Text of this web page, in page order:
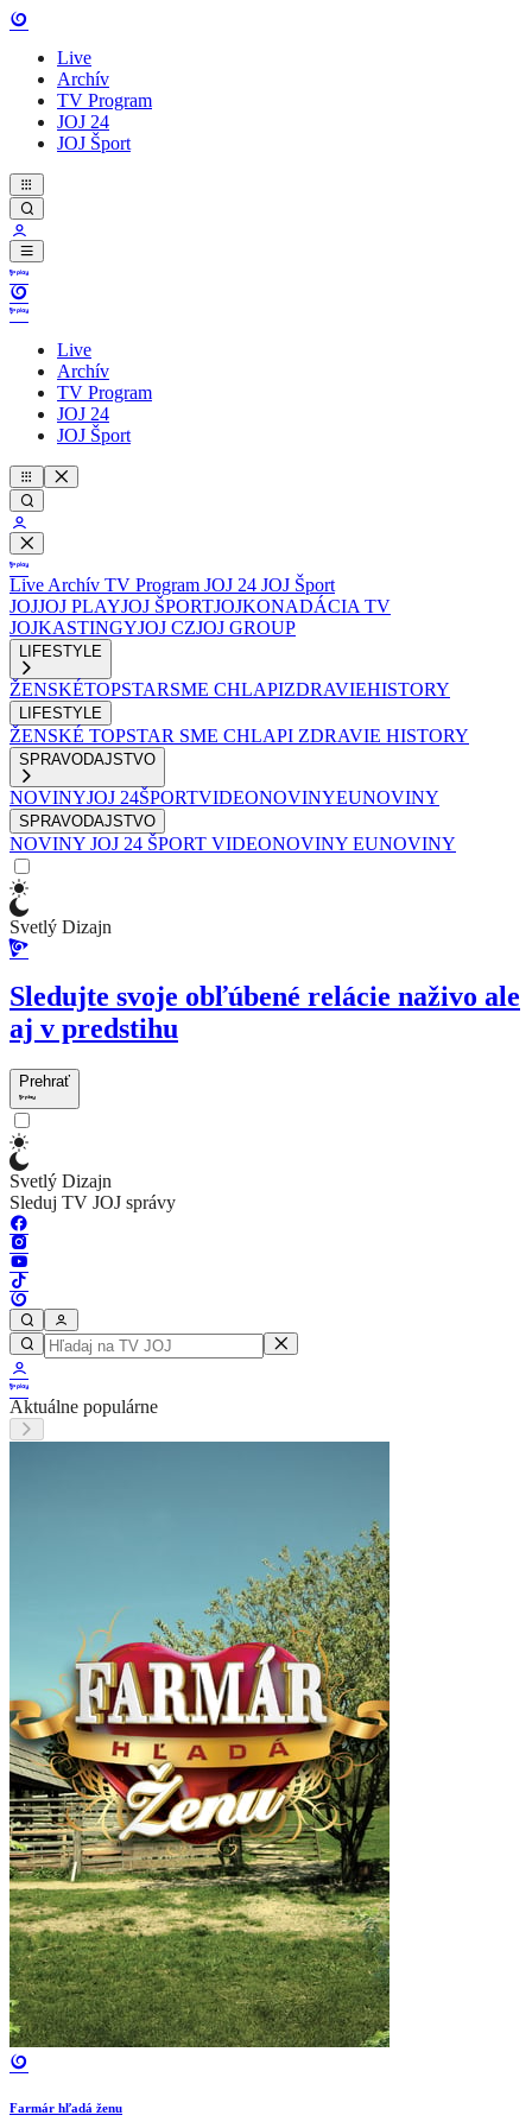
Live
Archív
TV Program
JOJ 24
JOJ Šport
Live
Archív
TV Program
JOJ 24
JOJ Šport
Live Archív TV Program JOJ 24 JOJ Šport
JOJJOJ PLAYJOJ ŠPORTJOJKONADÁCIA TV
JOJKASTINGYJOJ CZJOJ GROUP
LIFESTYLE
ŽENSKÉTOPSTARSME CHLAPIZDRAVIEHISTORY
LIFESTYLE
ŽENSKÉ TOPSTAR SME CHLAPI ZDRAVIE HISTORY
SPRAVODAJSTVO
NOVINYJOJ 24ŠPORTVIDEONOVINYEUNOVINY
SPRAVODAJSTVO
NOVINY JOJ 24 ŠPORT VIDEONOVINY EUNOVINY
Svetlý Dizajn
Sledujte svoje obľúbené relácie naživo ale
aj v predstihu
Prehrať
Svetlý Dizajn
Sleduj TV JOJ správy
Aktuálne populárne
Farmár hľadá ženu